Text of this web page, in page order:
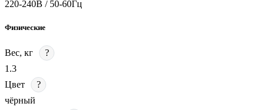
220-240В / 50-60Гц
Физические
Вес, кг
?
1.3
Цвет
?
чёрный